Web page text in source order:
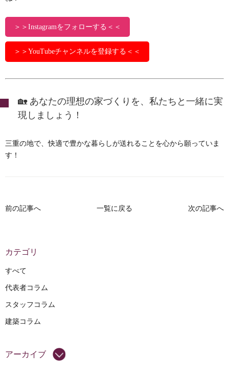
＞＞Instagramをフォローする＜＜
＞＞YouTubeチャンネルを登録する＜＜
🏡 あなたの理想の家づくりを、私たちと一緒に実
現しましょう！
三重の地で、快適で豊かな暮らしが送れることを心から願っていま
す！
前の記事へ 一覧に戻る 次の記事へ
カテゴリ
すべて
代表者コラム
スタッフコラム
建築コラム
アーカイブ